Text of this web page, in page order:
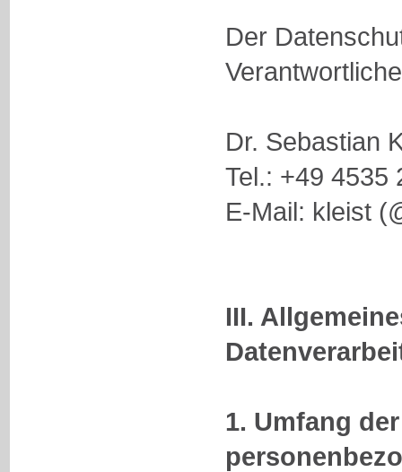
Der
Dr. Sebastian
Tel.: +49 4535
E-Mail: kleist
III.
1. Umfang